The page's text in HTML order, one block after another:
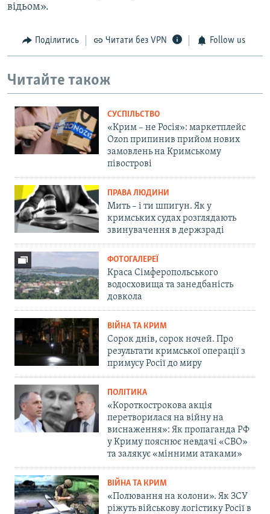
відьом».
Поділитись Читати без VPN Follow us
Читайте також
СУСПІЛЬСТВО
«Крим – не Росія»: маркетплейс
Ozon припинив прийом нових
замовлень на Кримському
півострові
ПРАВА ЛЮДИНИ
Мить – і ти шпигун. Як у
кримських судах розглядають
звинувачення в держзраді
ФОТОГАЛЕРЕЇ
Краса Сімферопольського
водосховища та занедбаність
довкола
ВІЙНА ТА КРИМ
Сорок днів, сорок ночей. Про
результати кримської операції з
примусу Росії до миру
ПОЛІТИКА
«Короткострокова акція
перетворилася на війну на
виснаження»: Як пропаганда РФ
у Криму пояснює невдачі «СВО»
та залякує «мінними атаками»
ВІЙНА ТА КРИМ
«Полювання на колони». Як ЗСУ
ріжуть військову логістику Росії в